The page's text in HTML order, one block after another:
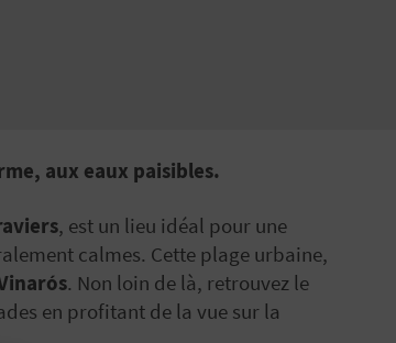
aux eaux paisibles.
, est un lieu idéal pour une
calmes. Cette plage urbaine,
. Non loin de là, retrouvez le
en profitant de la vue sur la